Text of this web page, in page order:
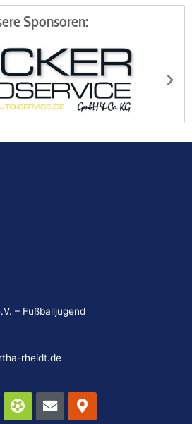
Sponsoren:
– Fußballjugend
rheidt.de
FutbolEnvelope
Map-
marker-